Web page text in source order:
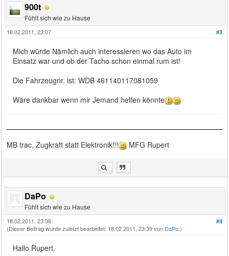
900t
Fühlt sich wie zu Hause
#3
18.02.2011, 23:07
Mich würde Nämlich auch interessieren wo das Auto im
Einsatz war und ob der Tacho schon einmal rum ist!
Die Fahrzeugnr. ist: WDB 461140117081059
Wäre dankbar wenn mir Jemand helfen könnte
MB trac, Zugkraft statt Elektronik!!! MFG Rupert
DaPo
Fühlt sich wie zu Hause
#4
18.02.2011, 23:38
(Dieser Beitrag wurde zuletzt bearbeitet: 18.02.2011, 23:39 von DaPo.)
Hallo Rupert,